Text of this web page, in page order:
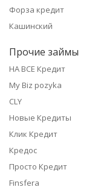
Форза кредит
Кашинский
Прочие займы
НА ВСЕ Кредит
My Biz pozyka
CLY
Новые Кредиты
Клик Кредит
Кредос
Просто Кредит
Finsfera